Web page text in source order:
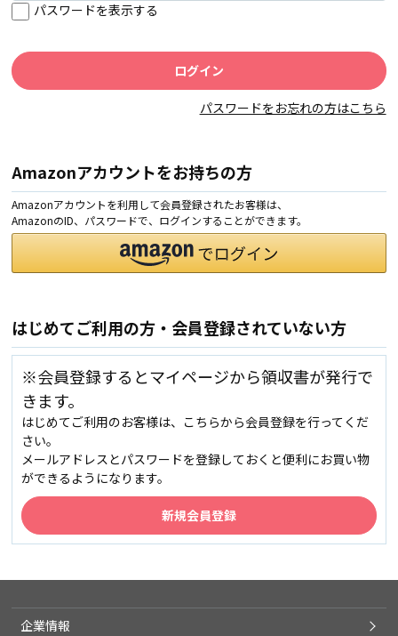
パスワードを表示する
パスワードをお忘れの方はこちら
Amazonアカウントをお持ちの方
Amazonアカウントを利用して会員登録されたお客様は、
AmazonのID、パスワードで、ログインすることができます。
はじめてご利用の方・会員登録されていない方
※会員登録するとマイページから領収書が発行で
きます。
はじめてご利用のお客様は、こちらから会員登録を行ってくだ
さい。
メールアドレスとパスワードを登録しておくと便利にお買い物
ができるようになります。
企業情報